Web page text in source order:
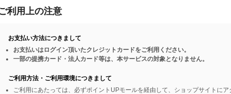
利用上の注意
お支払い方法につきまして
お支払いはログイン頂いたクレジットカードをご利用ください。
一部の提携カード・法人カード等は、本サービスの対象となりません。
ご利用方法・ご利用環境につきまして
ご利用にあたっては、必ずポイントUPモールを経由して、ショップサイトにア